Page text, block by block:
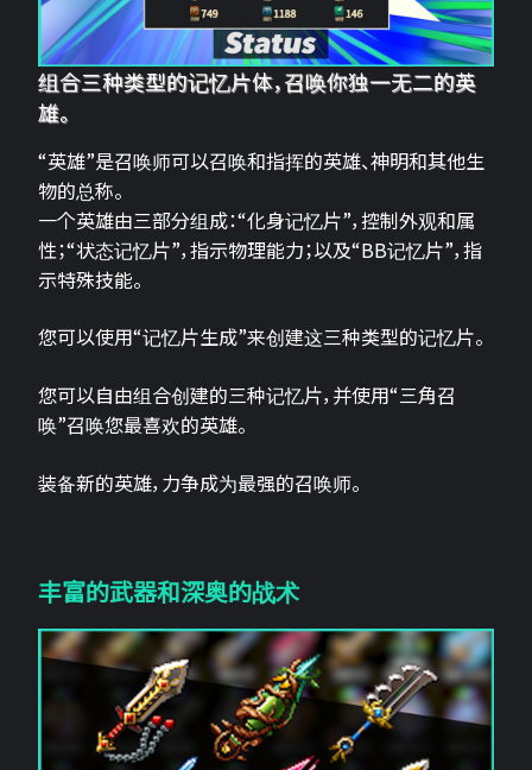
组合三种类型的记忆片体，召唤你独一无二的英
雄。
“英雄”是召唤师可以召唤和指挥的英雄、神明和其他生
物的总称。
一个英雄由三部分组成：“化身记忆片”，控制外观和属
性；“状态记忆片”，指示物理能力；以及“BB记忆片”，指
示特殊技能。
您可以使用“记忆片生成”来创建这三种类型的记忆片。
您可以自由组合创建的三种记忆片，并使用“三角召
唤”召唤您最喜欢的英雄。
装备新的英雄，力争成为最强的召唤师。
丰富的武器和深奥的战术